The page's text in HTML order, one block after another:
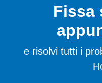
Fissa
e risolvi tutti i